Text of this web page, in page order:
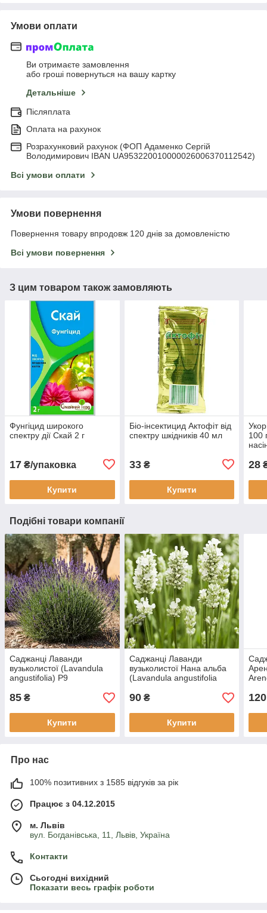
Умови оплати
Ви отримаєте замовлення
або гроші повернуться на вашу картку
Детальніше
Післяплата
Оплата на рахунок
Розрахунковий рахунок (ФОП Адаменко Сергій
Володимирович IBAN UA953220010000026006370112542)
Всі умови оплати
Умови повернення
Повернення товару впродовж 120 днів за домовленістю
Всі умови повернення
З цим товаром також замовляють
Фунгіцид широкого
спектру дії Скай 2 г
17 ₴/упаковка
Купити
Біо-інсектицид Актофіт від
спектру шкідників 40 мл
33₴
Купити
100
28
Подібні товари компанії
Саджанці Лаванди
вузьколистої (Lavandula
angustifolia) Р9
85 ₴
Купити
Саджанці Лаванди
вузьколистої Нана альба
(Lavandula angustifolia
90₴
Купити
120
Про нас
100% позитивних з 1585 відгуків за рік
Працює з 04.12.2015
м. Львів
вул. Богданівська, 11, Львів, Україна
Контакти
Сьогодні вихідний
Показати весь графік роботи